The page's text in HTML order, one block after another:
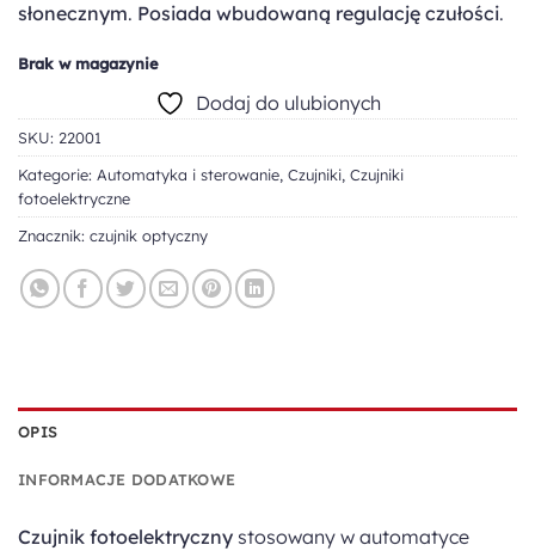
słonecznym. Posiada wbudowaną regulację czułości.
Brak w magazynie
Dodaj do ulubionych
SKU: 22001
Kategorie: Automatyka i sterowanie, Czujniki, Czujniki
fotoelektryczne
Znacznik: czujnik optyczny
OPIS
INFORMACJE DODATKOWE
Czujnik fotoelektryczny stosowany w automatyce